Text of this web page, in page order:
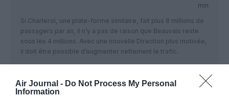
Air Journal - Do Not Process My Personal
Information
min
Si Charleroi, une plate-forme similaire, fait plus 8 millions de
passagers par an, il n’y a pas de raison que Beauvais reste
sous les 4 millions. Avec une nouvelle Direction plus motivée,
il doit être possible d’augmenter nettement le trafic.